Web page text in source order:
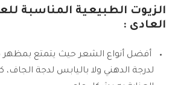
الزيوت الطبيعية المناسبة
العادى :
أفضل أنواع الشعر حيث يتمتع
لدرجة الدهني ولا باليابس لدجة